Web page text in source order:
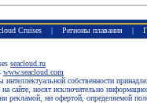
Cruises | Регионы плавания |
seacloud.ru
www.seacloud.com
собственности
сайте, носят исключительно
рекламой, ни офертой, определяемой